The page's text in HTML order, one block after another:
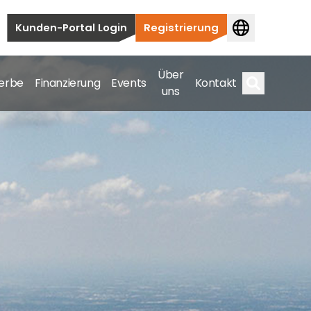
Kunden-Portal Login Registrierung
Finanzierung Events
Über
uns
Kontakt
bis hin zu kommerziellen und
Spektrum ab.
hin zu kommerziellen und versorgungstechnischen